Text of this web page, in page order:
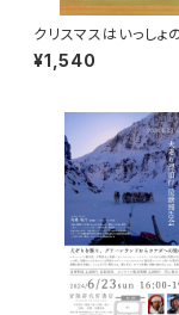
クリスマスはいっしょ
¥1,540